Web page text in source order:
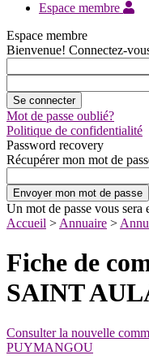
Espace membre
Espace membre
Bienvenue! Connectez-
Mot de passe oublié?
Politique de confidentialité
Password recovery
Récupérer mon mot de
Un mot de passe vous sera
Accueil > Annuaire >
Fiche de
SAINT
Consulter la nouvelle
PUYMANGOU